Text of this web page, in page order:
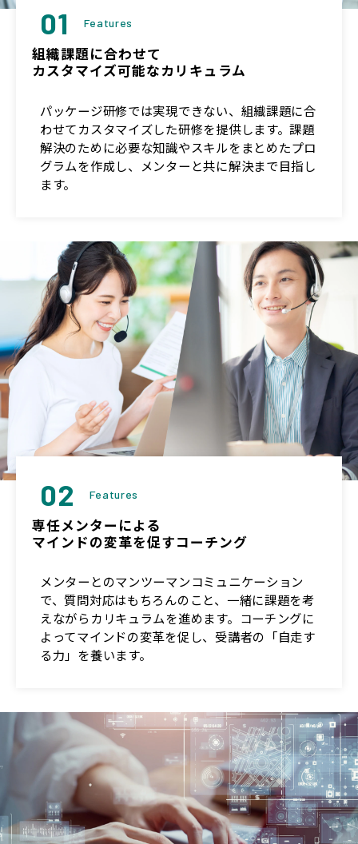
01 Features
組織課題に合わせて
カスタマイズ可能なカリキュラム
パッケージ研修では実現できない、組織課題に合
わせてカスタマイズした研修を提供します。課題
解決のために必要な知識やスキルをまとめたプロ
グラムを作成し、メンターと共に解決まで目指し
ます。
02 Features
専任メンターによる
マインドの変革を促すコーチング
メンターとのマンツーマンコミュニケーション
で、質問対応はもちろんのこと、一緒に課題を考
えながらカリキュラムを進めます。コーチングに
よってマインドの変革を促し、受講者の「自走す
る力」を養います。